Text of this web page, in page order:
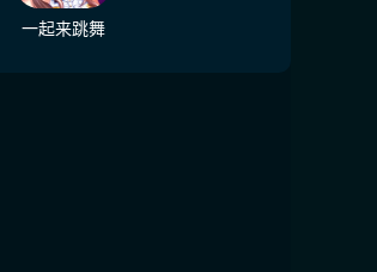
一起来跳舞